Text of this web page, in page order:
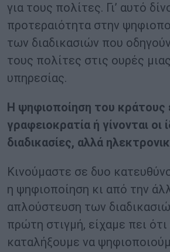
για τους πολίτες. Γι’ αυτό
προτεραιότητα στην
των διαδικασιών που
τους πολίτες στις ουρές
υπηρεσίας.
Η ψηφιοποίηση του κράτους
γραφειοκρατία ή γίνονται οι
διαδικασίες, αλλά
Κινούμαστε σε δυο
η ψηφιοποίηση κι από την
απλούστευση των
πρώτη στιγμή, είχαμε πει
καταλήξουμε να